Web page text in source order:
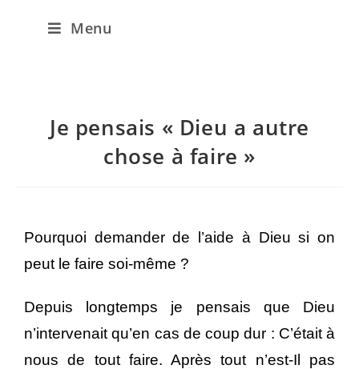
Menu
Je pensais « Dieu a autre
chose à faire »
Pourquoi demander de l’aide à Dieu si on
peut le faire soi-même ?
Depuis longtemps je pensais que Dieu
n’intervenait qu’en cas de coup dur : C’était à
nous de tout faire. Après tout n’est-Il pas